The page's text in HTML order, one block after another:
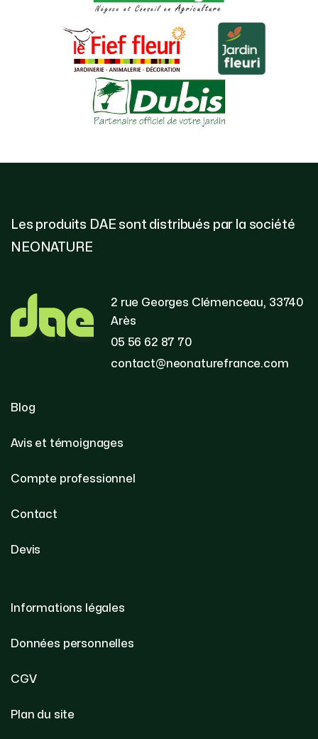
Les produits DAE sont distribués par la société
NEONATURE
2 rue Georges Clémenceau, 33740
Arès
05 56 62 87 70
contact@neonaturefrance.com
Blog
Avis et témoignages
Compte professionnel
Contact
Devis
Informations légales
Données personnelles
CGV
Plan du site